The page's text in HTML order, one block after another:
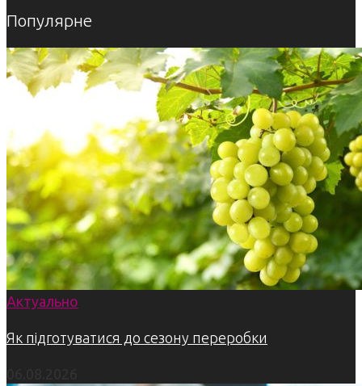
Популярне
Актуально
Як підготуватися до сезону переробки